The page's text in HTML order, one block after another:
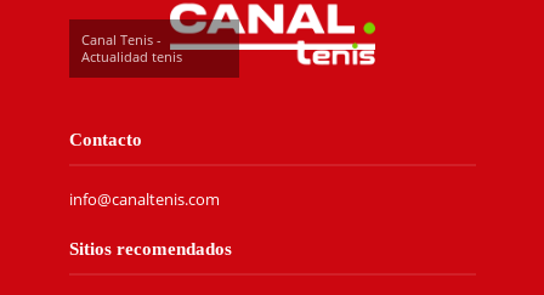
Canal Tenis -
Actualidad tenis
Contacto
info@canaltenis.com
Sitios recomendados